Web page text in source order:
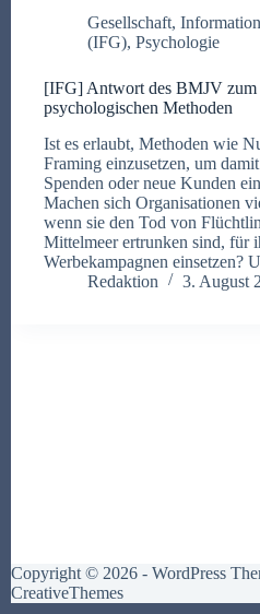
Gesellschaft,
(IFG), Psychologie
[IFG] Antwort des BMJV zum
psychologischen Methoden
Ist es erlaubt, Methoden wie
Framing einzusetzen, um
Spenden oder neue Kunden
Machen sich Organisationen
wenn sie den Tod von
Mittelmeer ertrunken sind, für
Werbekampagnen einsetzen?
Redaktion
3. August
Copyright © 2026 - WordPress
CreativeThemes